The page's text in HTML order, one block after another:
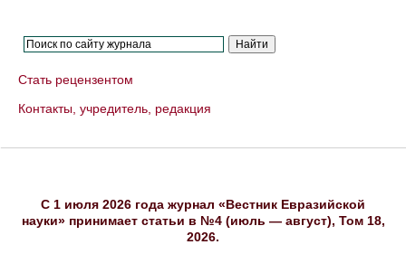
Стать рецензентом
Контакты, учредитель, редакция
C 1 июля 2026 года журнал «Вестник Евразийской
науки» принимает статьи в №4 (июль — август), Том 18,
2026.